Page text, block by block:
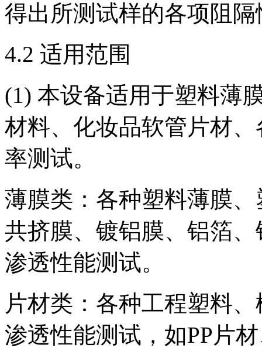
得出所测试样的各项阻
4.2 适用范围
(1) 本设备适用于塑料薄
材料、化妆品软管片材
率测试。
薄膜类：各种塑料薄膜
共挤膜、镀铝膜、铝箔
渗透性能测试。
片材类：各种工程塑料
渗透性能测试，如PP片